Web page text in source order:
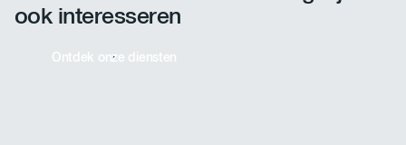
ook interesseren
Ontdek onze diensten